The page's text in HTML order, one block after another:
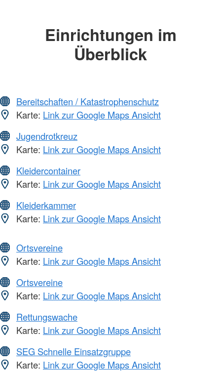
Einrichtungen im
Überblick
Bereitschaften / Katastrophenschutz
Karte: Link zur Google Maps Ansicht
Jugendrotkreuz
Karte: Link zur Google Maps Ansicht
Kleidercontainer
Karte: Link zur Google Maps Ansicht
Kleiderkammer
Karte: Link zur Google Maps Ansicht
Ortsvereine
Karte: Link zur Google Maps Ansicht
Ortsvereine
Karte: Link zur Google Maps Ansicht
Rettungswache
Karte: Link zur Google Maps Ansicht
SEG Schnelle Einsatzgruppe
Karte: Link zur Google Maps Ansicht